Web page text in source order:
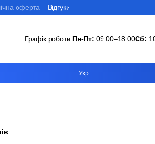
оферта Відгуки
Графік роботи:Пн-Пт: 09:00–18:00Сб:
Укр